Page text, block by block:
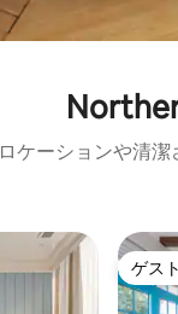
ロケーションや清
ゲス
ゲス